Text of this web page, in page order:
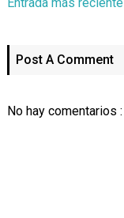
Post A Comment
No hay comentarios :